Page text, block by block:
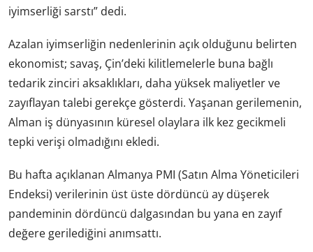
iyimserliği sarstı” dedi.
Azalan iyimserliğin nedenlerinin açık olduğunu belirten
ekonomist; savaş, Çin’deki kilitlemelerle buna bağlı
tedarik zinciri aksaklıkları, daha yüksek maliyetler ve
zayıflayan talebi gerekçe gösterdi. Yaşanan gerilemenin,
Alman iş dünyasının küresel olaylara ilk kez gecikmeli
tepki verişi olmadığını ekledi.
Bu hafta açıklanan Almanya PMI (Satın Alma Yöneticileri
Endeksi) verilerinin üst üste dördüncü ay düşerek
pandeminin dördüncü dalgasından bu yana en zayıf
değere gerilediğini anımsattı.